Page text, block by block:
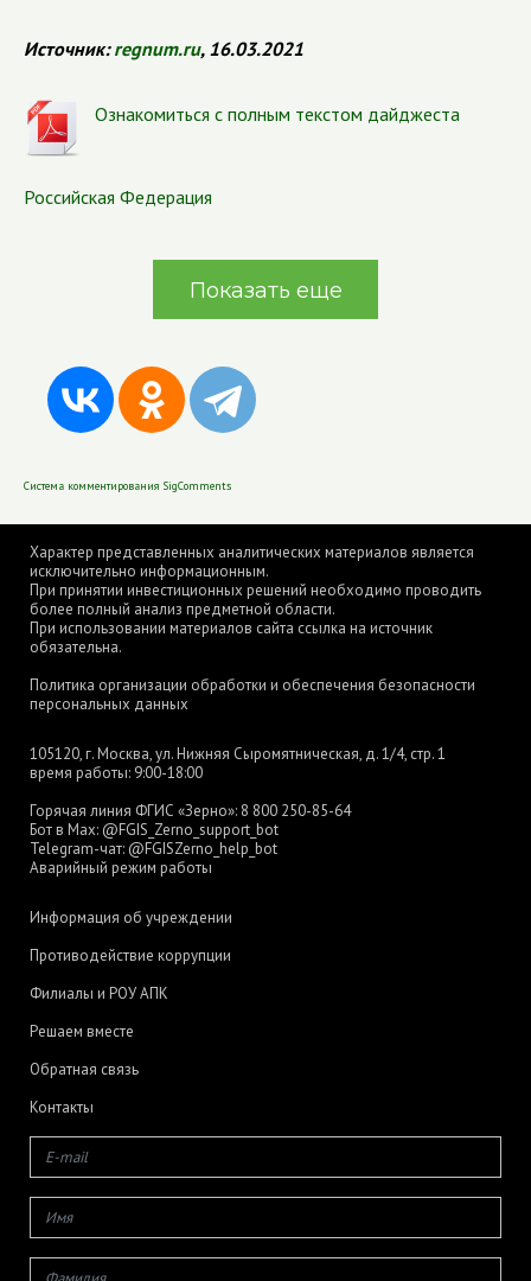
Источник:regnum.ru, 16.03.2021
Ознакомиться с полным текстом дайджеста
Российская Федерация
Показать еще
Система комментирования SigComments
Характер представленных аналитических материалов является
исключительно информационным.
При принятии инвестиционных решений необходимо проводить
более полный анализ предметной области.
При использовании материалов сайта ссылка на источник
обязательна.
Политика организации обработки и обеспечения безопасности
персональных данных
105120, г. Москва, ул. Нижняя Сыромятническая, д. 1/4, стр. 1
время работы: 9:00-18:00
Горячая линия ФГИС «Зерно»: 8 800 250-85-64
Бот в Max: @FGIS_Zerno_support_bot
Telegram-чат: @FGISZerno_help_bot
Аварийный режим работы
Информация об учреждении
Противодействие коррупции
Филиалы и РОУ АПК
Решаем вместе
Обратная связь
Контакты